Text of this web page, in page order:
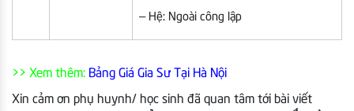
– Hệ: Ngoài công lập
>> Xem thêm: Bảng Giá Gia Sư Tại Hà Nội
Xin cảm ơn phụ huynh/ học sinh đã quan tâm tới bài viết